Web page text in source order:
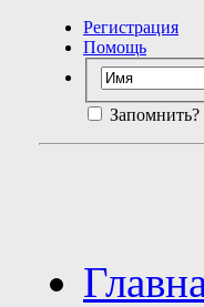
Регистрация
Помощь
Запомнить?